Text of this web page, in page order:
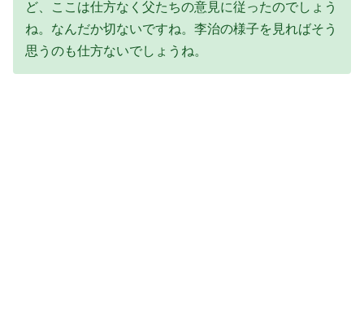
ど、ここは仕方なく父たちの意見に従ったのでしょう
ね。なんだか切ないですね。李治の様子を見ればそう
思うのも仕方ないでしょうね。